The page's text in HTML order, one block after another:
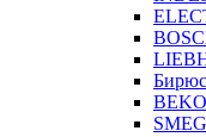
BEKO
SMEG